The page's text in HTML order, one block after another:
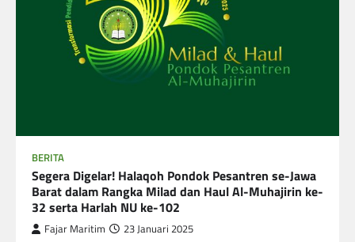
BERITA
Segera Digelar! Halaqoh Pondok Pesantren se-Jawa
Barat dalam Rangka Milad dan Haul Al-Muhajirin ke-
32 serta Harlah NU ke-102
Fajar Maritim 23 Januari 2025